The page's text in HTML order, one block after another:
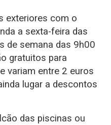
exteriores com o
a sexta-feira das
de semana das 9h00
gratuitos para
variam entre 2 euros
lugar a descontos
das piscinas ou